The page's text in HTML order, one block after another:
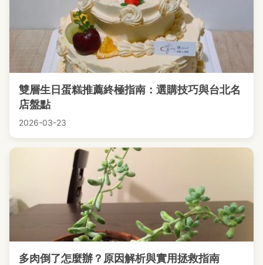
雙層生日蛋糕推薦終極指南：選購技巧與台北名
店盤點
2026-03-23
多肉倒了怎麼辦？原因解析與實用拯救指南